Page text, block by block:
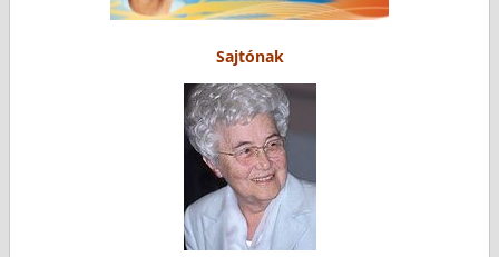
Sajtónak